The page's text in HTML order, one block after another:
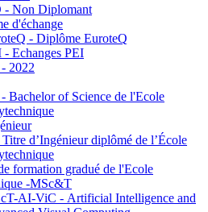
- Non Diplomant
d'échange
- Diplôme EuroteQ
- Echanges PEI
2022
Bachelor of Science de l'Ecole
d’Ingénieur diplômé de l’École
formation gradué de l'Ecole
-MSc&T
AI-ViC - Artificial Intelligence and